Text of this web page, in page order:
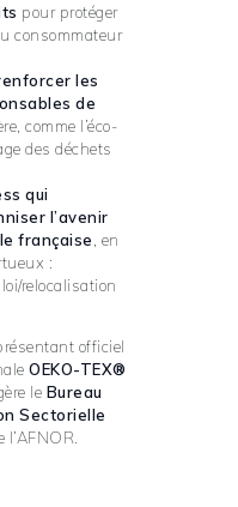
pour protéger
consommateur
les
de
comme l’éco-
des déchets
qui
l’avenir
française , en
:
relocalisation
officiel
OEKO-TEX®
le Bureau
Sectorielle
l’AFNOR.